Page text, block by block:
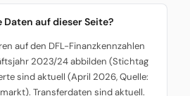
auf dieser Seite?
auf den DFL-Finanzkennzahlen
2023/24 abbilden (Stichtag
sind aktuell (April 2026, Quelle:
Transferdaten sind aktuell.